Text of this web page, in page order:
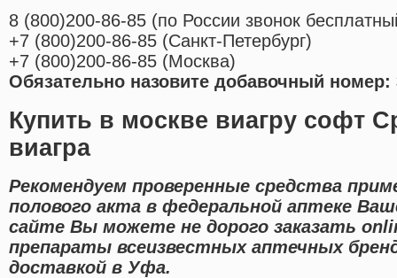
8 (800)200-86-85 (по России звонок
+7 (800)200-86-85 (Санкт-Петербург)
+7 (800)200-86-85 (Москва)
Обязательно назовите добавочный номер:
Купить в москве виагру софт
виагра
Рекомендуем проверенные средства
полового акта в федеральной аптеке
сайте Вы можете не дорого заказать
препараты всеизвестных аптечных
доставкой в Уфа.